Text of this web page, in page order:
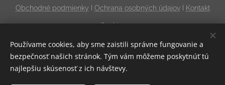
Obchodné podmienky
Ochrana osobných údajovI Kontakt
Cookies
Mena
EUR €
CZK Kč
Používame cookies, aby sme zaistili správne fungovanie a
bezpečnosť našich stránok. Tým vám môžeme poskytnúť tú
najlepšiu skúsenosť z ich návštevy.